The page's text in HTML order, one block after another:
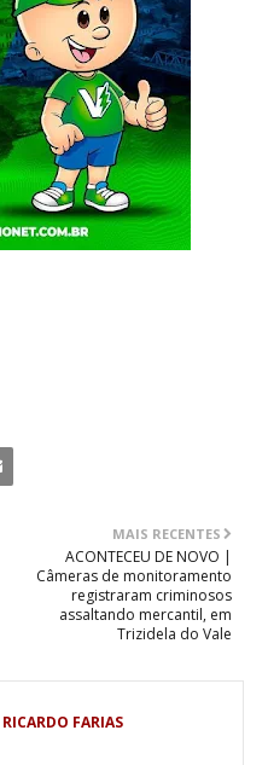
MAIS RECENTES
ACONTECEU DE NOVO |
Câmeras de monitoramento
registraram criminosos
assaltando mercantil, em
Trizidela do Vale
RICARDO FARIAS